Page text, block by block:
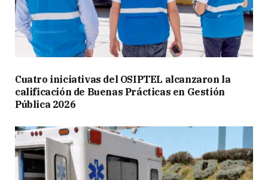
Cuatro iniciativas del OSIPTEL alcanzaron la
calificación de Buenas Prácticas en Gestión
Pública 2026